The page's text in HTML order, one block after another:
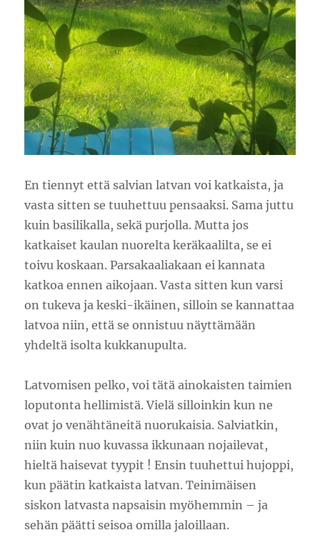
En tiennyt että salvian latvan voi katkaista, ja
vasta sitten se tuuhettuu pensaaksi. Sama juttu
kuin basilikalla, sekä purjolla. Mutta jos
katkaiset kaulan nuorelta keräkaalilta, se ei
toivu koskaan. Parsakaaliakaan ei kannata
katkoa ennen aikojaan. Vasta sitten kun varsi
on tukeva ja keski-ikäinen, silloin se kannattaa
latvoa niin, että se onnistuu näyttämään
yhdeltä isolta kukkanupulta.
Latvomisen pelko, voi tätä ainokaisten taimien
loputonta hellimistä. Vielä silloinkin kun ne
ovat jo venähtäneitä nuorukaisia. Salviatkin,
niin kuin nuo kuvassa ikkunaan nojailevat,
hieltä haisevat tyypit ! Ensin tuuhettui hujoppi,
kun päätin katkaista latvan. Teinimäisen
siskon latvasta napsaisin myöhemmin – ja
sehän päätti seisoa omilla jaloillaan.